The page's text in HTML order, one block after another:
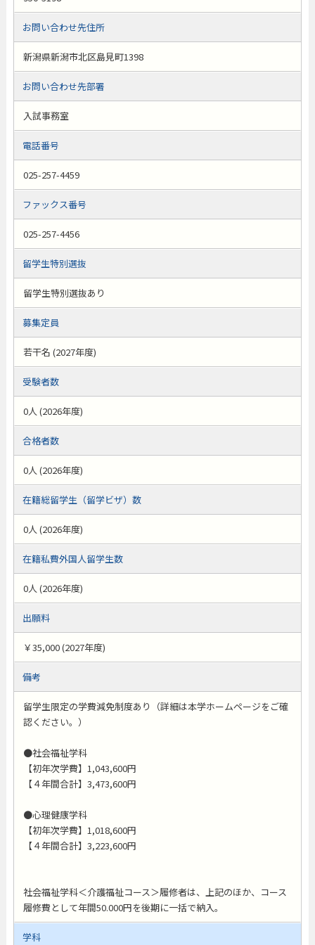
お問い合わせ先住所
新潟県新潟市北区島見町1398
お問い合わせ先部署
入試事務室
電話番号
025-257-4459
ファックス番号
025-257-4456
留学生特別選抜
留学生特別選抜あり
募集定員
若干名 (2027年度)
受験者数
0人 (2026年度)
合格者数
0人 (2026年度)
在籍総留学生（留学ビザ）数
0人 (2026年度)
在籍私費外国人留学生数
0人 (2026年度)
出願料
￥35,000 (2027年度)
備考
留学生限定の学費減免制度あり（詳細は本学ホームページをご確
認ください。）
●社会福祉学科
【初年次学費】1,043,600円
【４年間合計】3,473,600円
●心理健康学科
【初年次学費】1,018,600円
【４年間合計】3,223,600円
社会福祉学科＜介護福祉コース＞履修者は、上記のほか、コース
履修費として年間50.000円を後期に一括で納入。
学科